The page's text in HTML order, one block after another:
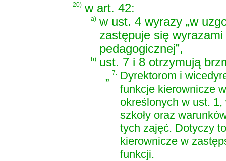
20) w art. 42:
a) w ust. 4 wyrazy „w
zastępuje się
pedagogicznej”,
b) ust. 7 i 8 otrzymują
„ 7.
Dyrektorom i
funkcje kierownicze
określonych w ust.
szkoły oraz
tych zajęć. Dotyczy
kierownicze w
funkcji.